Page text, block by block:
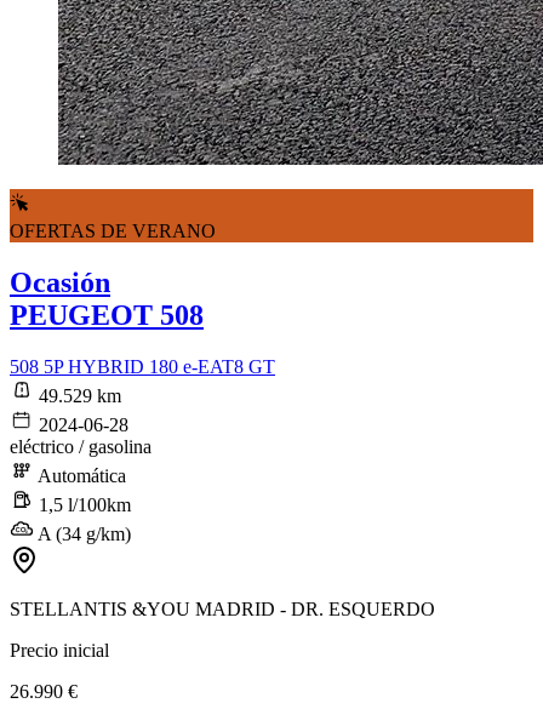
OFERTAS DE VERANO
Ocasión
PEUGEOT 508
508 5P HYBRID 180 e-EAT8 GT
49.529 km
2024-06-28
eléctrico / gasolina
Automática
1,5 l/100km
A (34 g/km)
STELLANTIS &YOU MADRID - DR. ESQUERDO
Precio inicial
26.990 €